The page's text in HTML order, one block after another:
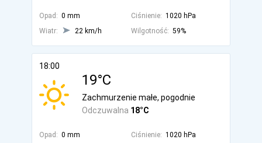
Opad: 0 mm Ciśnienie: 1020 hPa
Wiatr:
22 km/h Wilgotność: 59%
18:00
19°C
Odczuwalna 18°C
Zachmurzenie małe, pogodnie
Opad: 0 mm Ciśnienie: 1020 hPa